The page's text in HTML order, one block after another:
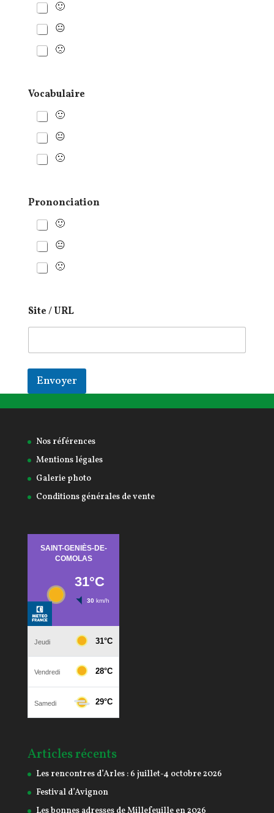
🙂
😐
🙁
Vocabulaire
🙂
😐
🙁
Prononciation
🙂
😐
🙁
Site / URL
Envoyer
Nos références
Mentions légales
Galerie photo
Conditions générales de vente
Articles récents
Les rencontres d’Arles : 6 juillet-4 octobre 2026
Festival d’Avignon